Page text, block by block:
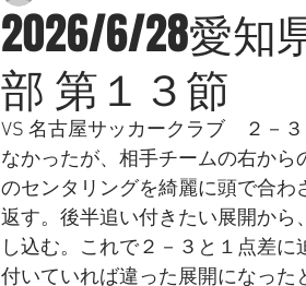
2026/6/28愛知
部 第１３節
VS 名古屋サッカークラブ　２－
なかったが、相手チームの右か
のセンタリングを綺麗に頭で合わ
返す。後半追い付きたい展開か
し込む。これで２－３と１点差
付いていれば違った展開になっ